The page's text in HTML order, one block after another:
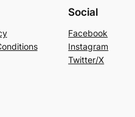
Social
Facebook
Instagram
Twitter/X